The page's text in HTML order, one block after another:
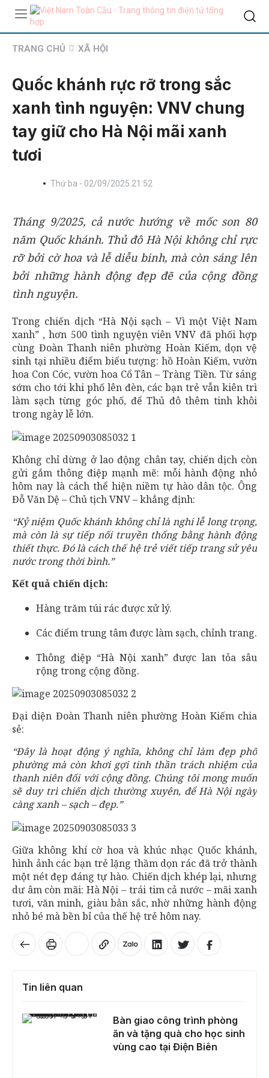
TRANG CHỦ XÃ HỘI
Quốc khánh rực rỡ trong sắc
xanh tình nguyện: VNV chung
tay giữ cho Hà Nội mãi xanh
tươi
Thứ ba - 02/09/2025 21:52
Tháng 9/2025, cả nước hướng về mốc son 80
năm Quốc khánh. Thủ đô Hà Nội không chỉ rực
rỡ bởi cờ hoa và lễ diễu binh, mà còn sáng lên
bởi những hành động đẹp đẽ của cộng đồng
tình nguyện.
Trong chiến dịch “Hà Nội sạch – Vì một Việt Nam
xanh” , hơn 500 tình nguyện viên VNV đã phối hợp
cùng Đoàn Thanh niên phường Hoàn Kiếm, dọn vệ
sinh tại nhiều điểm biểu tượng: hồ Hoàn Kiếm, vườn
hoa Con Cóc, vườn hoa Cổ Tân – Tràng Tiền. Từ sáng
sớm cho tới khi phố lên đèn, các bạn trẻ vẫn kiên trì
làm sạch từng góc phố, để Thủ đô thêm tinh khôi
trong ngày lễ lớn.
Không chỉ dừng ở lao động chân tay, chiến dịch còn
gửi gắm thông điệp mạnh mẽ: mỗi hành động nhỏ
hôm nay là cách thể hiện niềm tự hào dân tộc. Ông
Đỗ Văn Dệ – Chủ tịch VNV – khẳng định:
“Kỷ niệm Quốc khánh không chỉ là nghi lễ long trọng,
mà còn là sự tiếp nối truyền thống bằng hành động
thiết thực. Đó là cách thế hệ trẻ viết tiếp trang sử yêu
nước trong thời bình.”
Kết quả chiến dịch:
Hàng trăm túi rác được xử lý.
Các điểm trung tâm được làm sạch, chỉnh trang.
Thông điệp “Hà Nội xanh” được lan tỏa sâu
rộng trong cộng đồng.
Đại diện Đoàn Thanh niên phường Hoàn Kiếm chia
sẻ:
“Đây là hoạt động ý nghĩa, không chỉ làm đẹp phố
phường mà còn khơi gợi tinh thần trách nhiệm của
thanh niên đối với cộng đồng. Chúng tôi mong muốn
sẽ duy trì chiến dịch thường xuyên, để Hà Nội ngày
càng xanh – sạch – đẹp.”
Giữa không khí cờ hoa và khúc nhạc Quốc khánh,
hình ảnh các bạn trẻ lặng thầm dọn rác đã trở thành
một nét đẹp đáng tự hào. Chiến dịch khép lại, nhưng
dư âm còn mãi: Hà Nội – trái tim cả nước – mãi xanh
tươi, văn minh, giàu bản sắc, nhờ những hành động
nhỏ bé mà bền bỉ của thế hệ trẻ hôm nay.
Tin liên quan
Bàn giao công trình phòng ăn và tặng quà cho học sinh vùng cao tại Điện Biên
Bàn giao công trình phòng
ăn và tặng quà cho học sinh
vùng cao tại Điện Biên